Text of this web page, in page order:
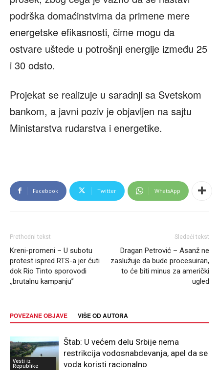
podrška domaćinstvima da primene mere
energetske efikasnosti, čime mogu da
ostvare uštede u potrošnji energije između 25
i 30 odsto.
Projekat se realizuje u saradnji sa Svetskom
bankom, a javni poziv je objavljen na sajtu
Ministarstva rudarstva i energetike.
Facebook Twitter WhatsApp
Prethodni tekst
Kreni-promeni – U subotu
protest ispred RTS-a jer ćuti
dok Rio Tinto sporovodi
,,brutalnu kampanju’’
Sledeći tekst
Dragan Petrović – Asanž ne
zaslužuje da bude procesuiran,
to će biti minus za američki
ugled
POVEZANE OBJAVE VIŠE OD AUTORA
Vesti iz
Republike
Štab: U većem delu Srbije nema
restrikcija vodosnabdevanja, apel da se
voda koristi racionalno